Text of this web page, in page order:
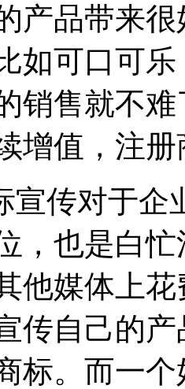
产品带来
如可口可
销售就不
增值，注
宣传对于
，也是白
他媒体上
传自己的
标。而一